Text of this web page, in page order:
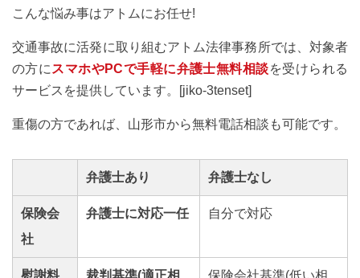
こんな悩み事はアトムにお任せ!
交通事故に活発に取り組むアトム法律事務所では、対象者
の方に スマホやPCで手軽に弁護士無料相談を受けられる
サービスを提供しています。[jiko-3tenset]
重傷の方であれば、山形市から無料電話相談も可能です。
弁護士あり 弁護士なし
保険会
社
弁護士に対応一任 自分で対応
慰謝料
裁判基準(適正相
保険会社基準(低い相